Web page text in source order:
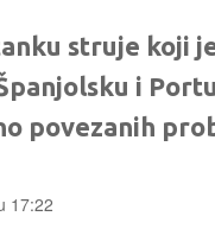
struje koji
i
povezanih
17:22